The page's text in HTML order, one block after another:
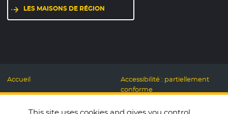
LES MAISONS DE RÉGION
Accueil
Mentions légales
Données personnelles et
Accessibilité : partiellement
conforme